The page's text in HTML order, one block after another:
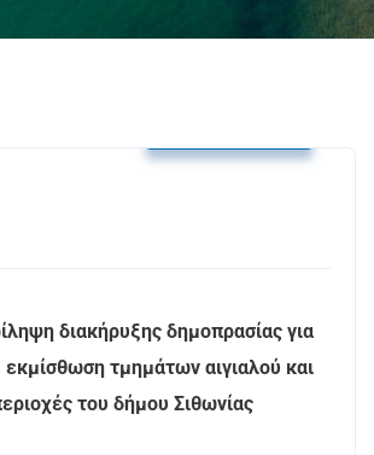
διακήρυξης δημοπρασίας για
τμημάτων αιγιαλού και
του δήμου Σιθωνίας